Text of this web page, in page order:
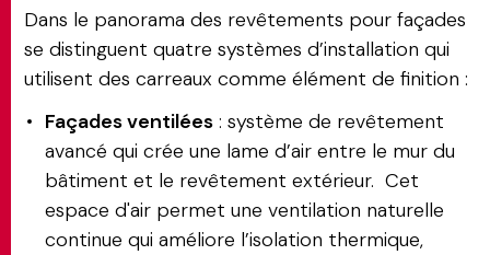
Dans le panorama des revêtements pour façades
se distinguent quatre systèmes d’installation qui
utilisent des carreaux comme élément de finition :
Façades ventilées : système de revêtement
avancé qui crée une lame d’air entre le mur du
bâtiment et le revêtement extérieur. Cet
espace d'air permet une ventilation naturelle
continue qui améliore l’isolation thermique,